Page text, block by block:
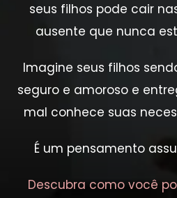
seus filhos pode cair
ausente que nunca
Imagine seus filhos
seguro e amoroso e
mal conhece suas
É um pensamento
Descubra como você